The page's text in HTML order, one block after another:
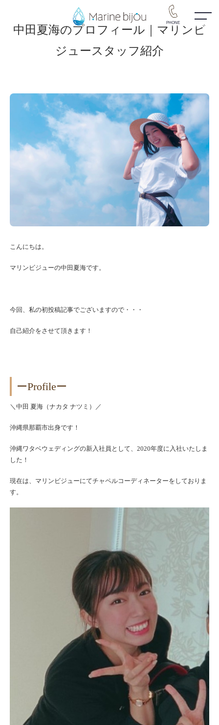
PHONE
中田夏海のプロフィール｜マリンビ
ジュースタッフ紹介
こんにちは。
マリンビジューの中田夏海です。
今回、私の初投稿記事でございますので・・・
自己紹介をさせて頂きます！
ーProfileー
＼中田 夏海（ナカタ ナツミ）／
沖縄県那覇市出身です！
沖縄ワタベウェディングの新入社員として、2020年度に入社いたしま
した！
現在は、マリンビジューにてチャペルコーディネーターをしておりま
す。